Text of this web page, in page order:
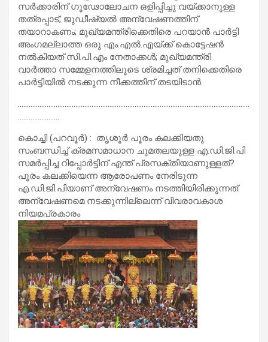
സര്‍ക്കാരിന് ഗൂഢോലോചന ഒളിപ്പിച്ചു വയ്ക്കാനുള്ള
തത്രപ്പാട്; ജുഡീഷ്യല്‍ അന്വേഷണത്തിന്
തയാറാകണം; മുഖ്യമന്ത്രിക്കെതിരെ പറയാന്‍ പാര്‍ട്ടി
അംഗമല്ലാത്ത ഒരു എം.എല്‍.എയ്ക്ക് കൊട്ടേഷന്‍
നല്‍കിയത് സി.പി.എം നേതാക്കള്‍; മുഖ്യമന്ത്രി
വാര്‍ത്താ സമ്മേളനത്തിലൂടെ ശ്രമിച്ചത് തനിക്കെതിരെ
പാര്‍ട്ടിയില്‍ നടക്കുന്ന നീക്കത്തിന് തടയിടാന്‍.
കൊച്ചി (പറവൂര്‍) : തൃശൂര്‍ പൂരം കലക്കിയതു
സംബന്ധിച്ച് ക്രമസമാധാന ചുമതലയുള്ള എ.ഡി.ജി.പി
സമര്‍പ്പിച്ച റിപ്പോര്‍ട്ടിന് എന്ത് പ്രസക്തിയാണുള്ളത്?
പൂരം കലക്കിയെന്ന ആരോപണം നേരിടുന്ന
എ.ഡി.ജി.പിയാണ് അന്വേഷണം നടത്തിയിരിക്കുന്നത്.
അന്വേഷണമെ നടക്കുന്നില്ലെന്ന് വിവരാവകാശ
നിയമപ്രകാരം